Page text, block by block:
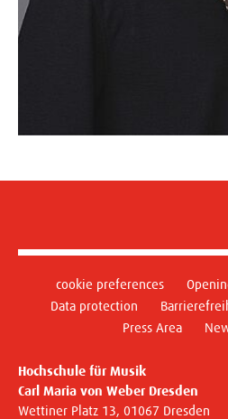
cookie preferences
Data protection
Press Area
Hochschule für Musik
Carl Maria von Weber Dresden
Wettiner Platz 13, 01067 Dresden